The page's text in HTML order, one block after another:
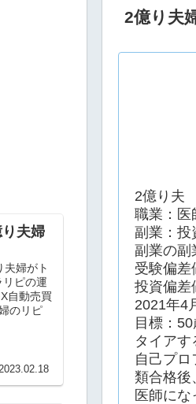
夫婦
婦がト
ピの運
自動売買
のリピ
2億り夫
2億り夫
職業：医
副業：投
副業の副
受験偏差
投資偏差
2021年4
目標：
タイアす
自己プ
類合格後
医師に